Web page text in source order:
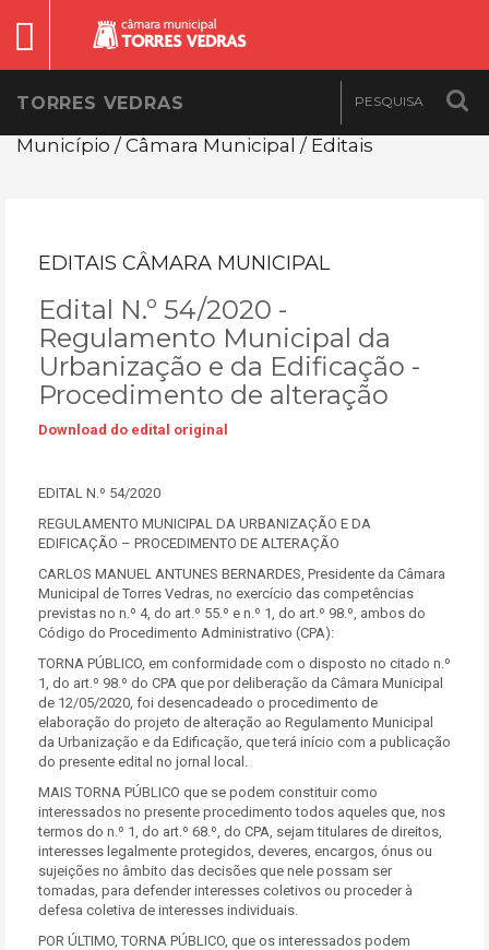
TORRES VEDRAS
Município / Câmara Municipal / Editais
EDITAIS CÂMARA MUNICIPAL
Edital N.º 54/2020 -
Regulamento Municipal da
Urbanização e da Edificação -
Procedimento de alteração
Download do edital original
EDITAL N.º 54/2020
REGULAMENTO MUNICIPAL DA URBANIZAÇÃO E DA
EDIFICAÇÃO – PROCEDIMENTO DE ALTERAÇÃO
CARLOS MANUEL ANTUNES BERNARDES, Presidente da Câmara
Municipal de Torres Vedras, no exercício das competências
previstas no n.º 4, do art.º 55.º e n.º 1, do art.º 98.º, ambos do
Código do Procedimento Administrativo (CPA):
TORNA PÚBLICO, em conformidade com o disposto no citado n.º
1, do art.º 98.º do CPA que por deliberação da Câmara Municipal
de 12/05/2020, foi desencadeado o procedimento de
elaboração do projeto de alteração ao Regulamento Municipal
da Urbanização e da Edificação, que terá início com a publicação
do presente edital no jornal local.
MAIS TORNA PÚBLICO que se podem constituir como
interessados no presente procedimento todos aqueles que, nos
termos do n.º 1, do art.º 68.º, do CPA, sejam titulares de direitos,
interesses legalmente protegidos, deveres, encargos, ónus ou
sujeições no âmbito das decisões que nele possam ser
tomadas, para defender interesses coletivos ou proceder à
defesa coletiva de interesses individuais.
POR ÚLTIMO, TORNA PÚBLICO, que os interessados podem